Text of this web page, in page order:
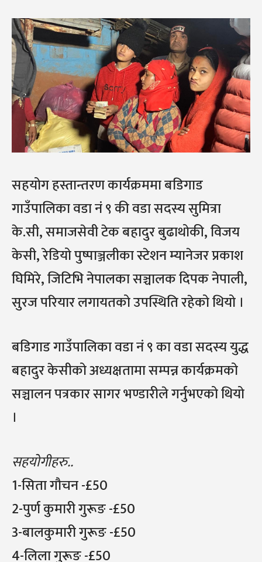
सहयोग हस्तान्तरण कार्यक्रममा बडिगाड
गाउँपालिका वडा नं ९ की वडा सदस्य सुमित्रा
के.सी, समाजसेवी टेक बहादुर बुढाथोकी, विजय
केसी, रेडियो पुष्पाञ्जलीका स्टेशन म्यानेजर प्रकाश
घिमिरे, जिटिभि नेपालका सञ्चालक दिपक नेपाली,
सुरज परियार लगायतको उपस्थिति रहेको थियो ।
बडिगाड गाउँपालिका वडा नं ९ का वडा सदस्य युद्ध
बहादुर केसीको अध्यक्षतामा सम्पन्न कार्यक्रमको
सञ्चालन पत्रकार सागर भण्डारीले गर्नुभएको थियो
।
सहयोगीहरु..
1-सिता गौचन -£50
2-पुर्ण कुमारी गुरूङ -£50
3-बालकुमारी गुरूङ -£50
4-लिला गुरूङ -£50